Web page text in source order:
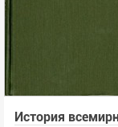
История